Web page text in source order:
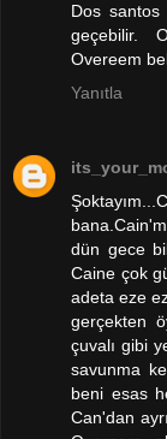
Dos
geçebilir.
Overeem
Yanıtla
dün gece
Caine çok
adeta eze
gerçekten
çuvalı gibi
savunma
beni esas
Can'dan